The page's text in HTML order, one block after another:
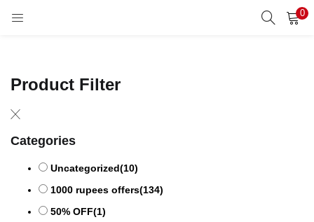
0
REGISTER
Remember me
Product Filter
Categories
Uncategorized(10)
1000 rupees offers(134)
50% OFF(1)